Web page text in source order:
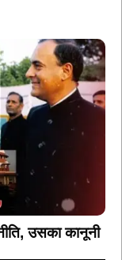
उसका कानूनी